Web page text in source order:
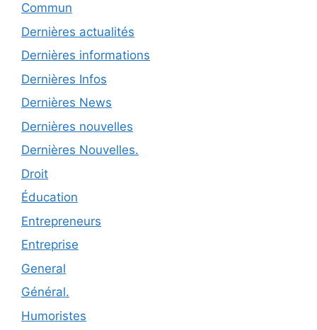
Commun
Dernières actualités
Dernières informations
Dernières Infos
Dernières News
Dernières nouvelles
Dernières Nouvelles.
Droit
Éducation
Entrepreneurs
Entreprise
General
Général.
Humoristes